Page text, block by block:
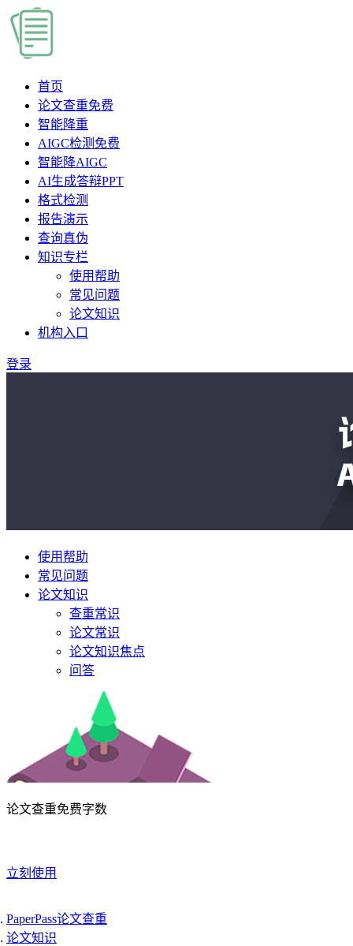
首页
论文查重免费
智能降重
AIGC检测 免费
智能降AIGC
AI生成答辩PPT
格式检测
报告演示
查询真伪
知识专栏
使用帮助
常见问题
论文知识
机构入口
登录
使用帮助
常见问题
论文知识
查重常识
论文常识
论文知识焦点
问答
论文查重免费字数
立刻使用
PaperPass论文查重
论文知识